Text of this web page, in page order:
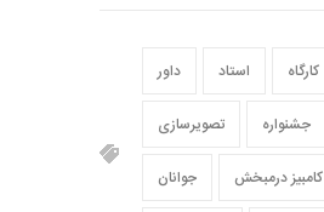
داور استاد کارگاه
تصویرسازی جشنواره
جوانان کامبیز درمبخش